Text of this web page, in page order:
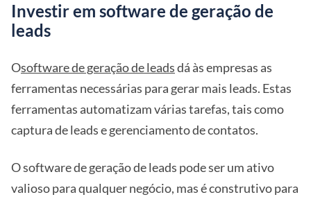
Investir em software de geração de
leads
Osoftware de geração de leadsdá às empresas as
ferramentas necessárias para gerar mais leads. Estas
ferramentas automatizam várias tarefas, tais como
captura de leads e gerenciamento de contatos.
O software de geração de leads pode ser um ativo
valioso para qualquer negócio, mas é construtivo para